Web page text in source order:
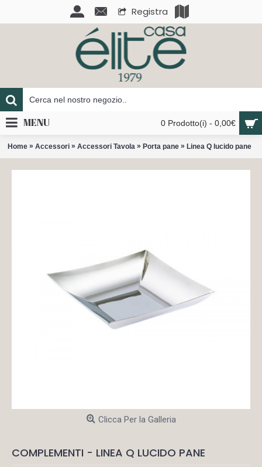
Registra
0 Prodotto(i) - 0,00€
MENU
Home » Accessori » Accessori Tavola » Porta pane » Linea Q lucido pane
Clicca Per la Galleria
COMPLEMENTI - LINEA Q LUCIDO PANE